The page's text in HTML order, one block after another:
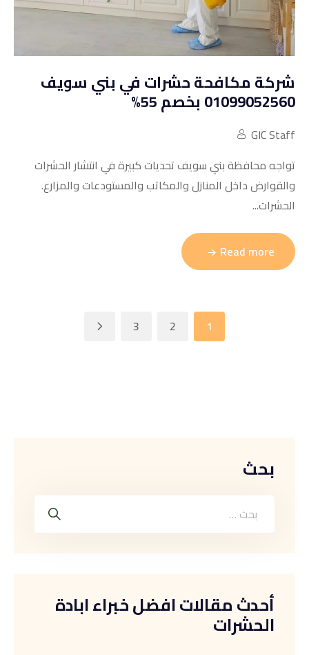
شركة مكافحة حشرات في بني سويف
01099052560 بخصم 55%
GIC Staff
تواجه محافظة بني سويف تحديات كبيرة في انتشار الحشرات
والقوارض داخل المنازل والمكاتب والمستودعات والمزارع.
الحشرات...
Read more
1
2
3
بحث
أحدث مقالات افضل خبراء ابادة
الحشرات